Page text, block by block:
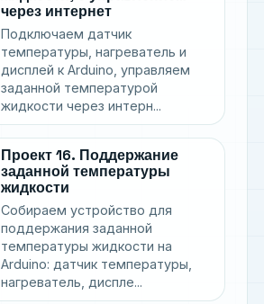
через интернет
Подключаем датчик
температуры, нагреватель и
дисплей к Arduino, управляем
заданной температурой
жидкости через интерн...
Проект 16. Поддержание
заданной температуры
жидкости
Собираем устройство для
поддержания заданной
температуры жидкости на
Arduino: датчик температуры,
нагреватель, диспле...